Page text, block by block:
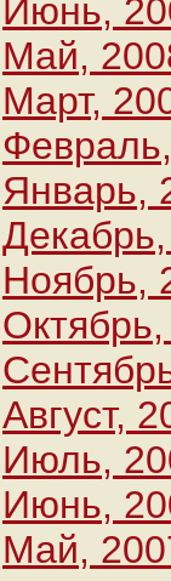
Июнь,
Май,
Март,
Январь,
Ноябрь,
Август,
Июль,
Июнь,
Май,